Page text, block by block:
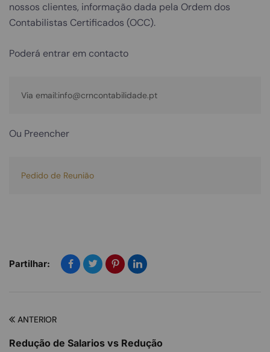
nossos clientes, informação dada pela Ordem dos
Contabilistas Certificados (OCC).
Poderá entrar em contacto
Via email:info@crncontabilidade.pt
Ou Preencher
Pedido de Reunião
Partilhar:
ANTERIOR
Redução de Salarios vs Redução